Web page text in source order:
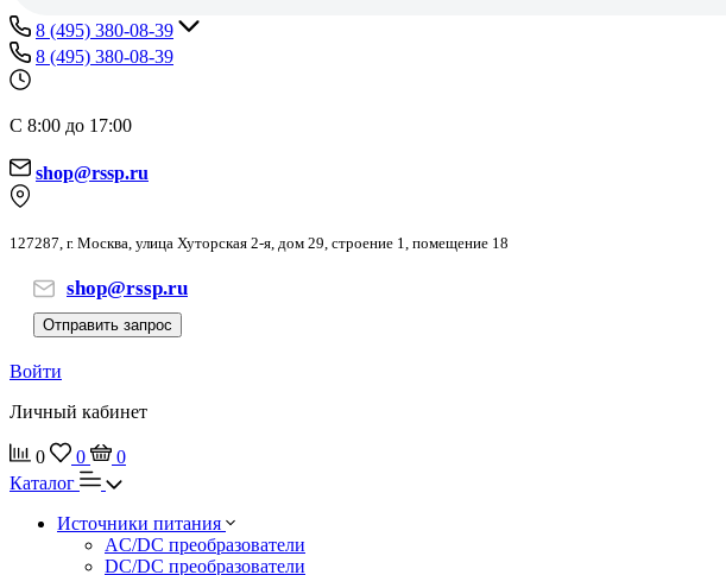
8 (495) 380-08-39
8 (495) 380-08-39
С 8:00 до 17:00
shop@rssp.ru
127287, г. Москва, улица Хуторская 2-я, дом 29, строение 1, помещение 18
shop@rssp.ru
Отправить запрос
Войти
Личный кабинет
0 0
0
Каталог
Источники питания
AC/DC преобразователи
DC/DC преобразователи